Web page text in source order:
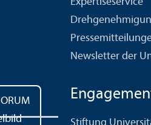
Newsletter der